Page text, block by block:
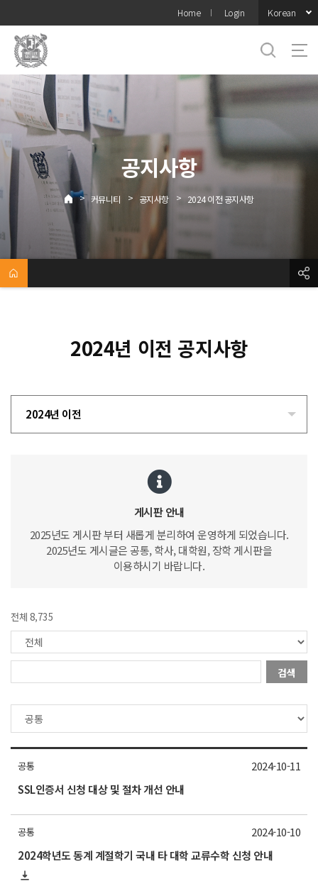
메뉴
Home Login Korean
공지사항
> 커뮤니티 > 공지사항 > 2024 이전 공지사항
2024년 이전 공지사항
2024년 이전
게시판 안내
2025년도 게시판 부터 새롭게 분리하여 운영하게 되었습니다.
2025년도 게시글은 공통, 학사, 대학원, 장학 게시판을
이용하시기 바랍니다.
전체 8,735
검색
공통
SSL인증서 신청 대상 및 절차 개선 안내
2024-10-11
공통
2024학년도 동계 계절학기 국내 타 대학 교류수학 신청 안내
2024-10-10